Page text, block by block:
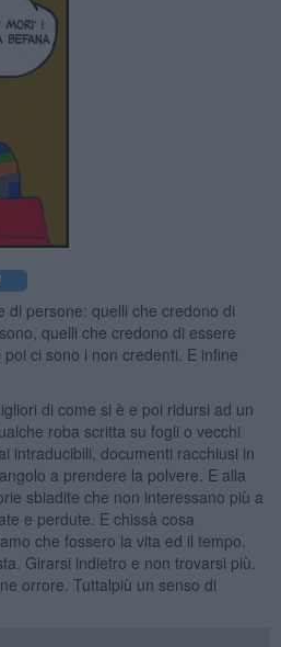
di persone: quelli che credono di
quelli che credono di essere
ci sono i non credenti. E infine
di come si è e poi ridursi ad un
roba scritta su fogli o vecchi
intraducibili, documenti racchiusi in
a prendere la polvere. E alla
sbiadite che non interessano più a
e perdute. E chissà cosa
che fossero la vita ed il tempo.
Girarsi indietro e non trovarsi più.
orrore. Tuttalpiù un senso di